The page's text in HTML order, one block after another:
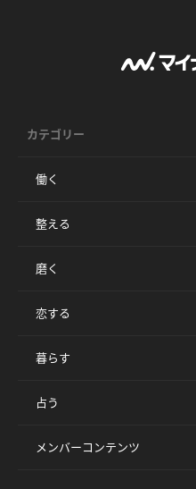
カテゴリー
働く
整える
磨く
恋する
暮らす
占う
メンバーコンテンツ